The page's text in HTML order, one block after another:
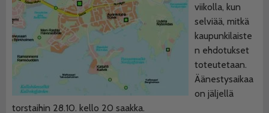
viikolla, kun
selviää, mitkä
kaupunkilaiste
n ehdotukset
toteutetaan.
Äänestysaikaa
on jäljellä
torstaihin 28.10. kello 20 saakka.